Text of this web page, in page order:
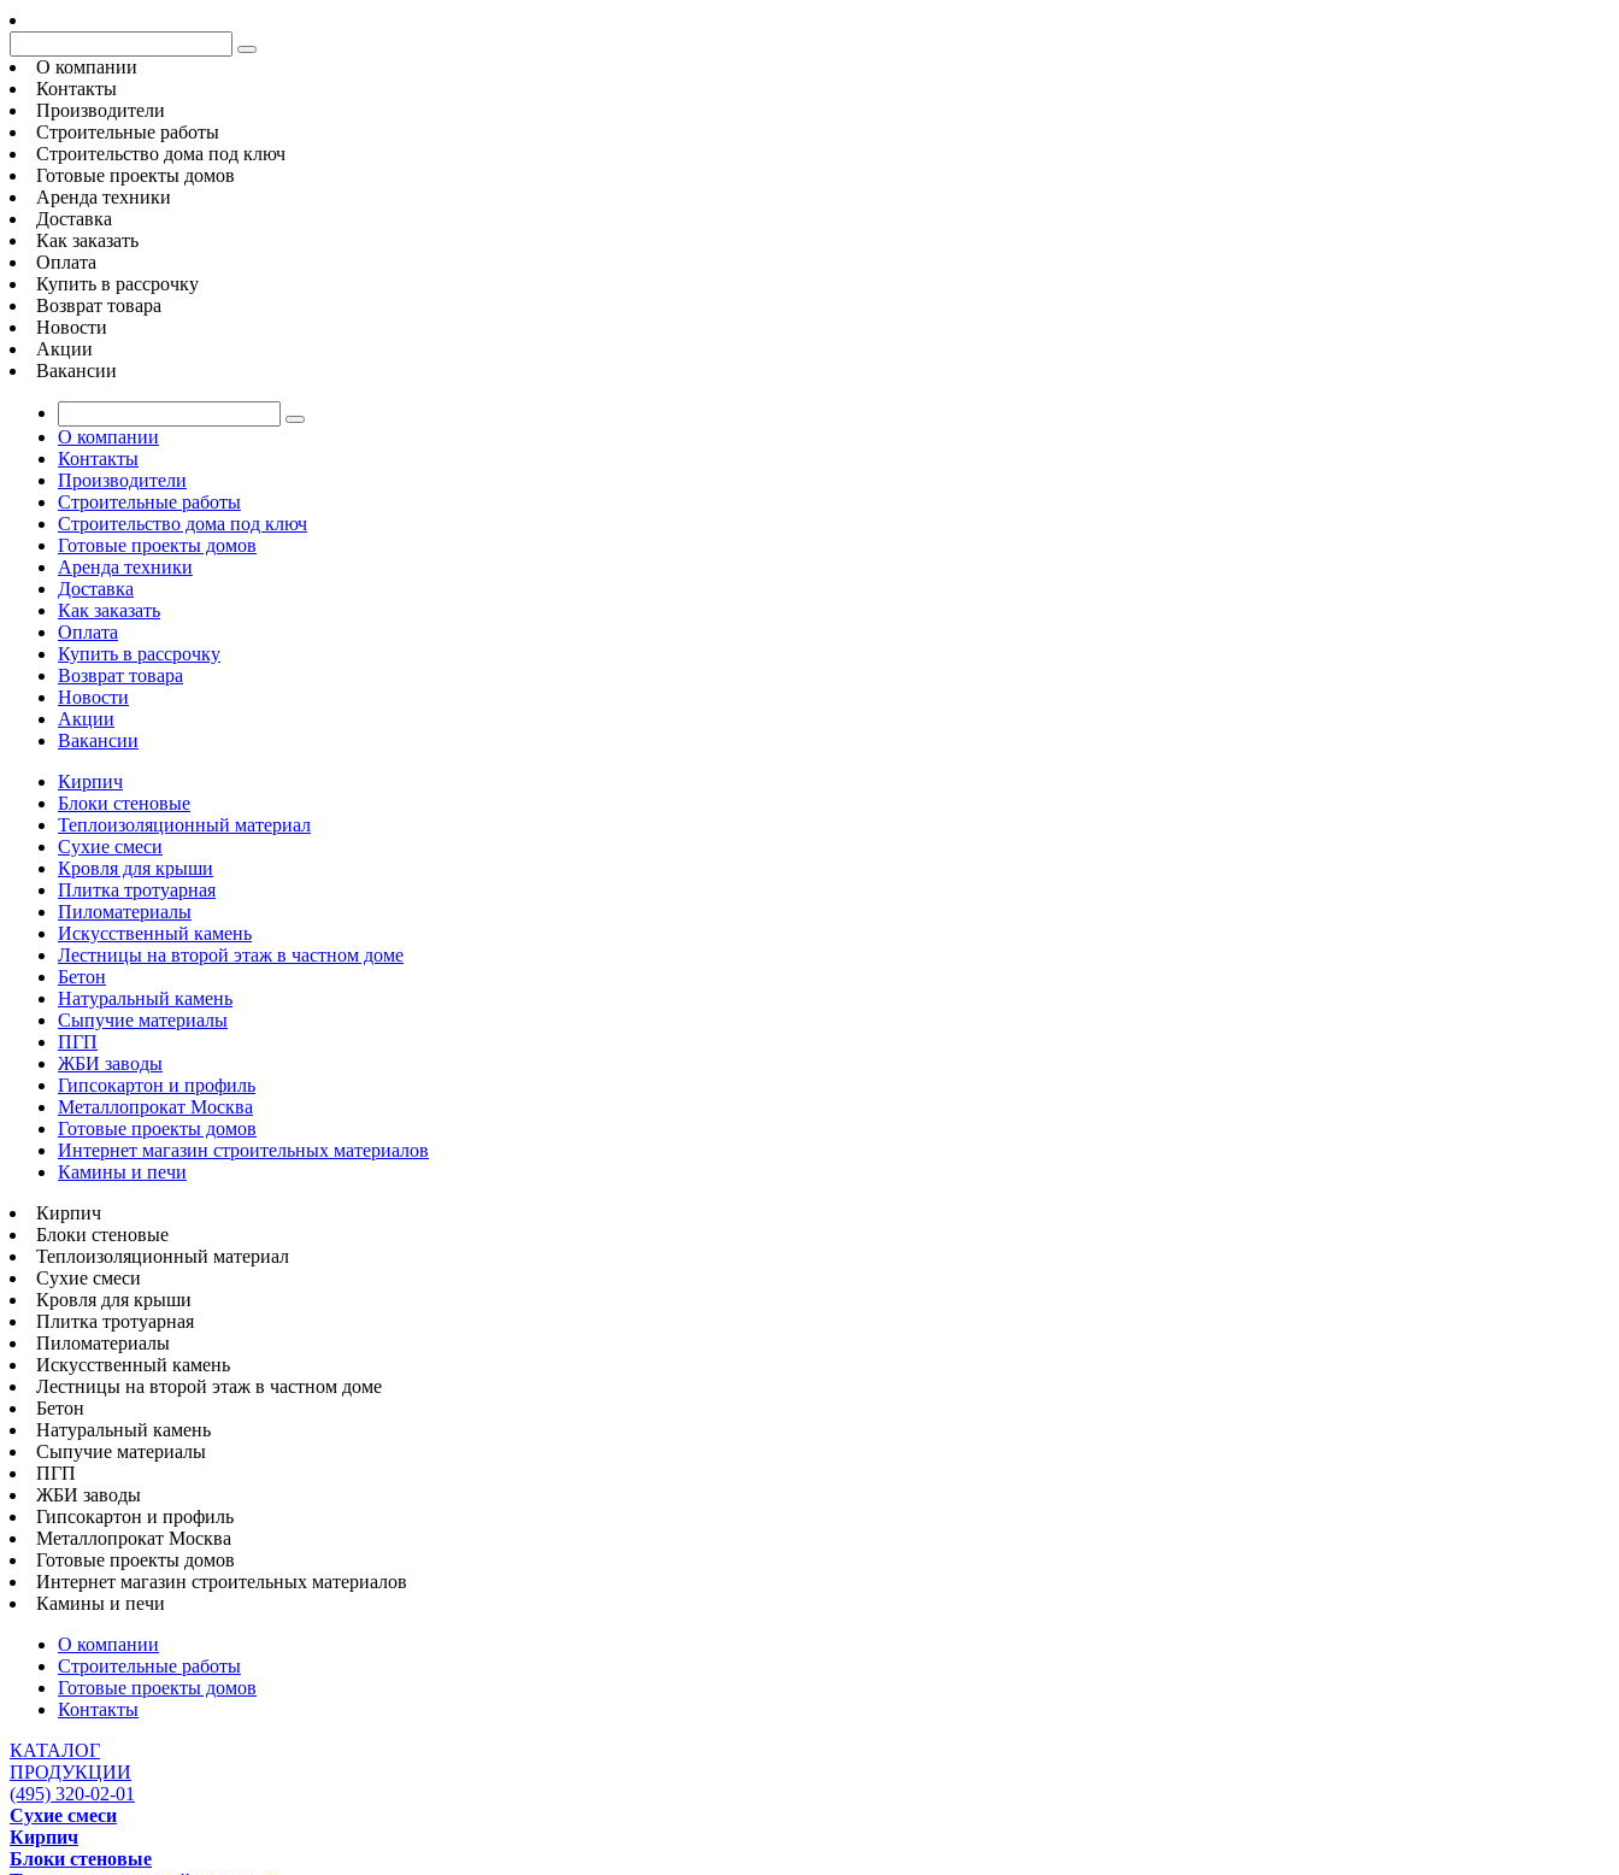
О компании
Контакты
Производители
Строительные работы
Строительство дома под ключ
Готовые проекты домов
Аренда техники
Доставка
Как заказать
Оплата
Купить в рассрочку
Возврат товара
Новости
Акции
Вакансии
О компании
Контакты
Производители
Строительные работы
Строительство дома под ключ
Готовые проекты домов
Аренда техники
Доставка
Как заказать
Оплата
Купить в рассрочку
Возврат товара
Новости
Акции
Вакансии
Кирпич
Блоки стеновые
Теплоизоляционный материал
Сухие смеси
Кровля для крыши
Плитка тротуарная
Пиломатериалы
Искусственный камень
Лестницы на второй этаж в частном доме
Бетон
Натуральный камень
Сыпучие материалы
ПГП
ЖБИ заводы
Гипсокартон и профиль
Металлопрокат Москва
Готовые проекты домов
Интернет магазин строительных материалов
Камины и печи
Кирпич
Блоки стеновые
Теплоизоляционный материал
Сухие смеси
Кровля для крыши
Плитка тротуарная
Пиломатериалы
Искусственный камень
Лестницы на второй этаж в частном доме
Бетон
Натуральный камень
Сыпучие материалы
ПГП
ЖБИ заводы
Гипсокартон и профиль
Металлопрокат Москва
Готовые проекты домов
Интернет магазин строительных материалов
Камины и печи
О компании
Строительные работы
Готовые проекты домов
Контакты
КАТАЛОГ
ПРОДУКЦИИ
(495) 320-02-01
Сухие смеси
Кирпич
Блоки стеновые